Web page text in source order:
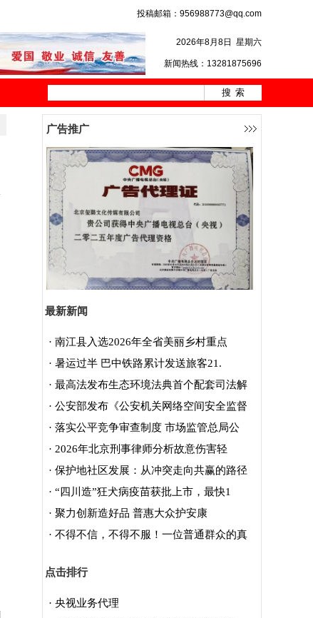
投稿邮箱：956988773@qq.com
2026年8月8日 星期六
新闻热线：13281875696
广告推广
最新新闻
· 南江县入选2026年全省美丽乡村重点
· 暑运过半 巴中铁路累计发送旅客21.
· 最高法发布生态环境法典首个配套司法解
· 公安部发布《公安机关网络空间安全监督
· 落实公平竞争审查制度 市场监管总局公
· 2026年北京刑事律师分析故意伤害轻
· 保护地社区发展：从冲突走向共赢的路径
· “四川造”狂犬病疫苗获批上市，最快1
· 聚力创新造好品 普惠大众护安康
· 不得不信，不得不服！一位普通群众的真
点击排行
· 央视业务代理